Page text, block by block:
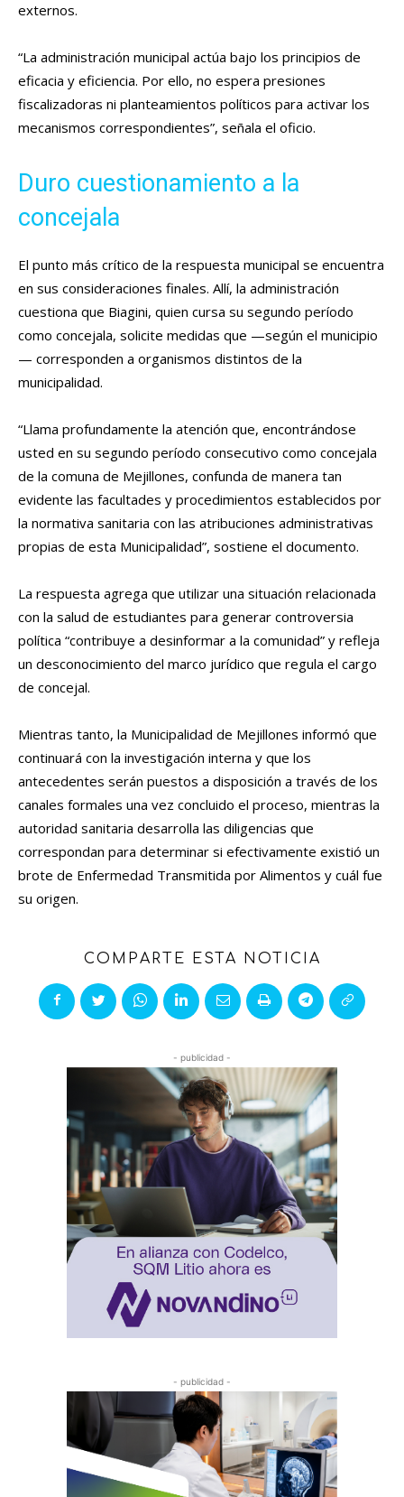
externos.
“La administración municipal actúa bajo los principios de
eficacia y eficiencia. Por ello, no espera presiones
fiscalizadoras ni planteamientos políticos para activar los
mecanismos correspondientes”, señala el oficio.
Duro cuestionamiento a la
concejala
El punto más crítico de la respuesta municipal se encuentra
en sus consideraciones finales. Allí, la administración
cuestiona que Biagini, quien cursa su segundo período
como concejala, solicite medidas que —según el municipio
— corresponden a organismos distintos de la
municipalidad.
“Llama profundamente la atención que, encontrándose
usted en su segundo período consecutivo como concejala
de la comuna de Mejillones, confunda de manera tan
evidente las facultades y procedimientos establecidos por
la normativa sanitaria con las atribuciones administrativas
propias de esta Municipalidad”, sostiene el documento.
La respuesta agrega que utilizar una situación relacionada
con la salud de estudiantes para generar controversia
política “contribuye a desinformar a la comunidad” y refleja
un desconocimiento del marco jurídico que regula el cargo
de concejal.
Mientras tanto, la Municipalidad de Mejillones informó que
continuará con la investigación interna y que los
antecedentes serán puestos a disposición a través de los
canales formales una vez concluido el proceso, mientras la
autoridad sanitaria desarrolla las diligencias que
correspondan para determinar si efectivamente existió un
brote de Enfermedad Transmitida por Alimentos y cuál fue
su origen.
COMPARTE ESTA NOTICIA
- publicidad -
- publicidad -